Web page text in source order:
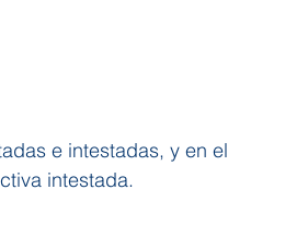
e intestadas, y en el
intestada.